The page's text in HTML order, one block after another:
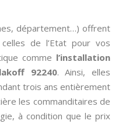
département…) offrent
de l’Etat pour vos
comme l’installation
92240. Ainsi, elles
trois ans entièrement
les commanditaires de
à condition que le prix